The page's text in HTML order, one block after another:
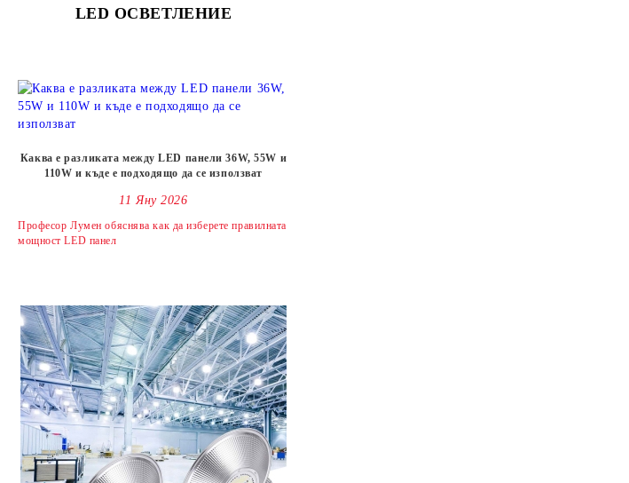
LED ОСВЕТЛЕНИЕ
Каква е разликата между LED панели 36W, 55W и
110W и къде е подходящо да се използват
11 Яну 2026
Професор Лумен обяснява как да изберете правилната
мощност LED панел